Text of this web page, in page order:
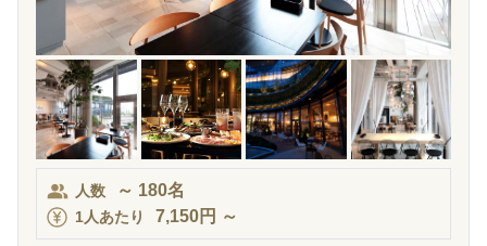
人数 ～ 180名
1人あたり 7,150円 ～